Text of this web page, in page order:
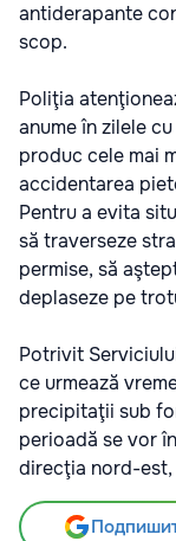
antiderapante
scop.
Poliţia
anume în zilele
produc cele mai
accidentarea
Pentru a evita
să traverseze
permise, să
deplaseze pe
Potrivit
ce urmează
precipitaţii sub
perioadă se vor
direcţia nord-est,